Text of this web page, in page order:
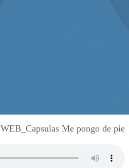
WEB_Capsulas Me pongo de pie